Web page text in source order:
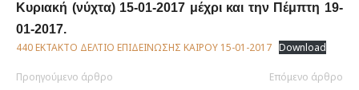
Κυριακή (νύχτα) 15-01-2017 μέχρι και την Πέμπτη 19-
01-2017.
440 ΕΚΤΑΚΤΟ ΔΕΛΤΙΟ ΕΠΙΔΕΙΝΩΣΗΣ ΚΑΙΡΟΥ 15-01-2017 Download
Προηγούμενο άρθρο Επόμενο άρθρο